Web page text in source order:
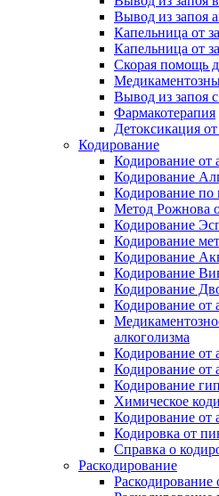
Вывод из запоя
Капельница от
Капельница от
Скорая помощь
Вывод из запоя
Фармакотерапия
Детоксикация от
Кодирование
Кодирование от
Кодирование
Кодирование по
Метод Рожнова
Кодирование
Кодирование
Кодирование
Кодирование
Кодирование
Кодирование от
алкоголизма
Кодирование от
Кодирование от
Кодирование
Химическое
Кодирование от
Кодировка от
Справка о
Раскодирование
Раскодирование